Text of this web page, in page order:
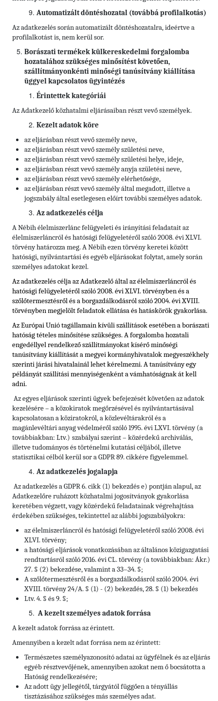
Automatizált döntéshozatal (továbbá profilalkotás)
Az adatkezelés során automatizált döntéshozatalra, ideértve a
profilalkotást is, nem kerül sor.
Borászati termékek külkereskedelmi forgalomba
hozatalához szükséges minősítést követően,
szállítmányonkénti minőségi tanúsítvány kiállítása
üggyel kapcsolatos ügyintézés
Érintettek kategóriái
Az Adatkezelő közhatalmi eljárásaiban részt vevő személyek.
Kezelt adatok köre
az eljárásban részt vevő személy neve,
az eljárásban részt vevő személy születési neve,
az eljárásban részt vevő személy születési helye, ideje,
az eljárásban részt vevő személy anyja születési neve,
az eljárásban részt vevő személy elérhetősége,
az eljárásban részt vevő személy által megadott, illetve a
jogszabály által esetlegesen előírt további személyes adatok.
Az adatkezelés célja
A Nébih élelmiszerlánc felügyeleti és irányítási feladatait az
élelmiszerláncról és hatósági felügyeletéről szóló 2008. évi XLVI.
törvény határozza meg. A Nébih ezen törvény keretei között
hatósági, nyilvántartási és egyéb eljárásokat folytat, amely során
személyes adatokat kezel.
Az adatkezelés célja az Adatkezelő által az élelmiszerláncról és
hatósági felügyeletéről szóló 2008. évi XLVI. törvényben ésa
szőlőtermesztésről és a borgazdálkodásról szóló 2004. évi XVIII.
törvénybenmegjelölt feladatok ellátása és hatáskörök gyakorlása.
Az Európai Unió tagállamain kívüli szállítások esetében a borászati
hatóság tételes minősítése szükséges. A forgalomba hozatali
engedéllyel rendelkező szállítmányokat kísérő minőségi
tanúsítvány kiállítását a megyei kormányhivatalok megyeszékhely
szerinti járási hivatalainál lehet kérelmezni. A tanúsítvány egy
példányát szállítási mennyiségenként a vámhatóságnak át kell
adni.
Az egyes eljárások szerinti ügyek befejezését követően az adatok
kezelésére – a közokiratok megőrzésével és nyilvántartásával
kapcsolatosan a köziratokról, a közlevéltárakról és a
magánlevéltári anyag védelméről szóló 1995. évi LXVI. törvény (a
továbbiakban: Ltv.) szabályai szerint – közérdekű archiválás,
illetve tudományos és történelmi kutatási céljából, illetve
statisztikai célból kerül sor a GDPR 89. cikkére figyelemmel.
Az adatkezelés jogalapja
Az adatkezelés a GDPR 6. cikk (1) bekezdés e) pontján alapul, az
Adatkezelőre ruházott közhatalmi jogosítványok gyakorlása
keretében végzett, vagy közérdekű feladatainak végrehajtása
érdekében szükséges, tekintettel az alábbi jogszabályokra:
az élelmiszerláncról és hatósági felügyeletéről szóló 2008. évi
XLVI. törvény;
a hatósági eljárások vonatkozásában az általános közigazgatási
rendtartásról szóló 2016. évi CL. törvény (a továbbiakban: Ákr.)
27. § (2) bekezdése, valamint a 33–34. §;
A szőlőtermesztésről és a borgazdálkodásról szóló 2004. évi
XVIII. törvény 24/A. § (1) - (2) bekezdés, 28. § (1) bekezdés
Ltv. 4. § és 9. §;
A kezelt személyes adatok forrása
A kezelt adatok forrása az érintett.
Amennyiben a kezelt adat forrása nem az érintett:
Természetes személyazonosító adatai az ügyfélnek és az eljárás
egyéb résztvevőjének, amennyiben azokat nem ő bocsátotta a
Hatóság rendelkezésére;
Az adott ügy jellegétől, tárgyától függően a tényállás
tisztázásához szükséges más személyes adat.